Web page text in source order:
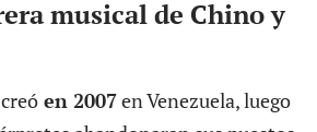
musical de Chino y
en 2007en Venezuela, luego